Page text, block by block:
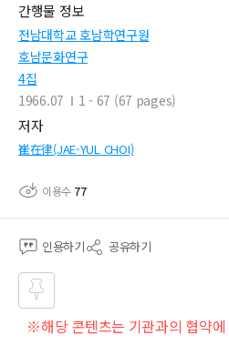
간행물 정보
전남대학교 호남학연구원
호남문화연구
4집
1966.07
1 - 67 (67 pages)
저자
崔在律(JAE-YUL CHOI)
이용수 77
인용하기 공유하기
즐겨
찾기
※해당 콘텐츠는 기관과의 협약